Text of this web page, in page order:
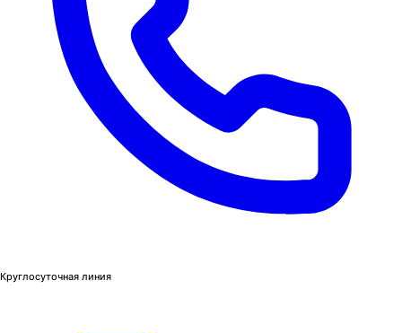
Круглосуточная линия